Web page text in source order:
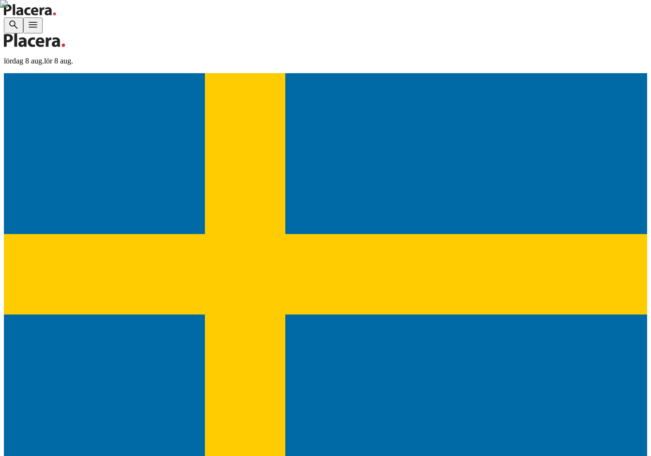
lördag 8 aug.lör 8 aug.